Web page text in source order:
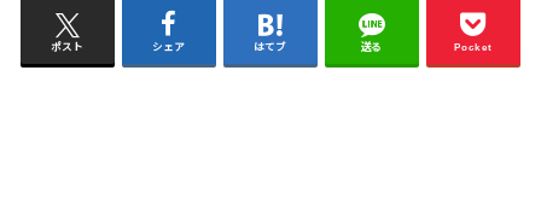
ポスト シェア はてブ 送る Pocket